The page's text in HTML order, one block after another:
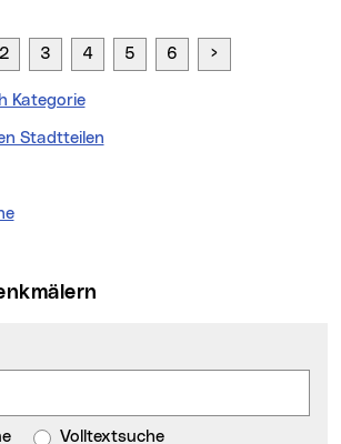
2 3 4 5 6 Seite vorwärts
Kategorie
Stadtteilen
Volltextsuche